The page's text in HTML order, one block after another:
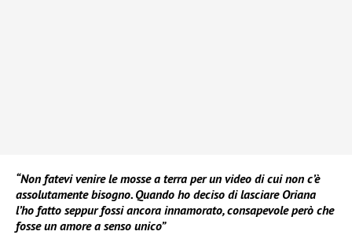
“Non fatevi venire le mosse a terra per un video di cui non c’è
assolutamente bisogno. Quando ho deciso di lasciare Oriana
l’ho fatto seppur fossi ancora innamorato, consapevole però che
fosse un amore a senso unico”